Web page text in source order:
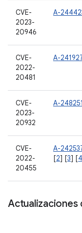
CVE-
2023-
20946
A-
CVE-
2022-
20481
A-
CVE-
2023-
20932
A-
CVE-
2022-
20455
A-
[2] [3] [4
Actualizaciones